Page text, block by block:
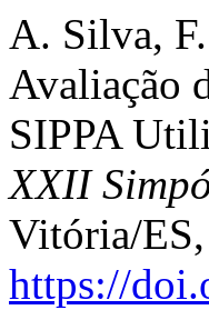
A. Silva,
Avaliação
SIPPA
XXII
Vitória/
https://